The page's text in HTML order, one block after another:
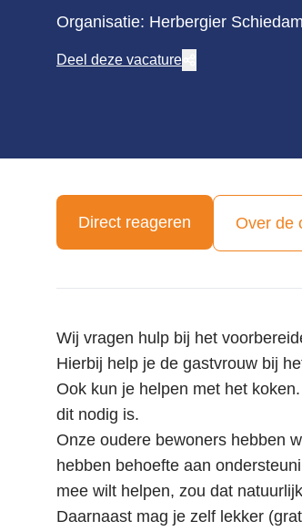
Organisatie: Herbergier Schiedam
Deel deze vacature
Direct reageren Over de
Wij vragen hulp bij het
Hierbij help je de gastvrouw bij
Ook kun je helpen met het
dit nodig is.
Onze oudere bewoners hebben
hebben behoefte aan
mee wilt helpen, zou dat
Daarnaast mag je zelf lekker